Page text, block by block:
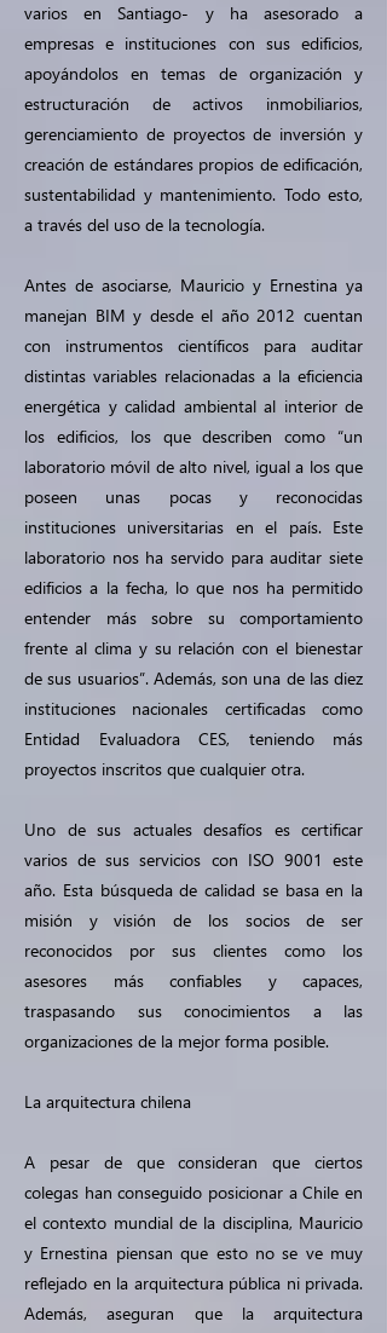
varios en Santiago- y ha asesorado a
empresas e instituciones con sus edificios,
apoyándolos en temas de organización y
estructuración de activos inmobiliarios,
gerenciamiento de proyectos de inversión y
creación de estándares propios de edificación,
sustentabilidad y mantenimiento. Todo esto,
a través del uso de la tecnología.
Antes de asociarse, Mauricio y Ernestina ya
manejan BIM y desde el año 2012 cuentan
con instrumentos científicos para auditar
distintas variables relacionadas a la eficiencia
energética y calidad ambiental al interior de
los edificios, los que describen como “un
laboratorio móvil de alto nivel, igual a los que
poseen unas pocas y reconocidas
instituciones universitarias en el país. Este
laboratorio nos ha servido para auditar siete
edificios a la fecha, lo que nos ha permitido
entender más sobre su comportamiento
frente al clima y su relación con el bienestar
de sus usuarios”. Además, son una de las diez
instituciones nacionales certificadas como
Entidad Evaluadora CES, teniendo más
proyectos inscritos que cualquier otra.
Uno de sus actuales desafíos es certificar
varios de sus servicios con ISO 9001 este
año. Esta búsqueda de calidad se basa en la
misión y visión de los socios de ser
reconocidos por sus clientes como los
asesores más confiables y capaces,
traspasando sus conocimientos a las
organizaciones de la mejor forma posible.
La arquitectura chilena
A pesar de que consideran que ciertos
colegas han conseguido posicionar a Chile en
el contexto mundial de la disciplina, Mauricio
y Ernestina piensan que esto no se ve muy
reflejado en la arquitectura pública ni privada.
Además, aseguran que la arquitectura